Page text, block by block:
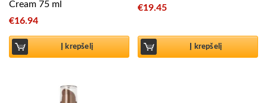
Cream 75 ml
€16.94
Į krepšelį
€19.45
Į krepšelį